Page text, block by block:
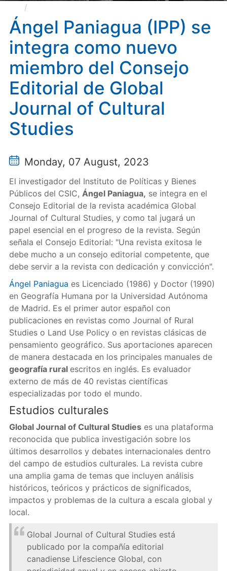
miembro del Consejo Editorial de Global Journal of
Cultural Studies
Ángel Paniagua (IPP) se
integra como nuevo
miembro del Consejo
Editorial de Global
Journal of Cultural
Studies
Monday, 07 August, 2023
El investigador del Instituto de Políticas y Bienes
Públicos del CSIC, Ángel Paniagua, se integra en el
Consejo Editorial de la revista académica Global
Journal of Cultural Studies, y como tal jugará un
papel esencial en el progreso de la revista. Según
señala el Consejo Editorial: "Una revista exitosa le
debe mucho a un consejo editorial competente, que
debe servir a la revista con dedicación y convicción".
Ángel Paniagua es Licenciado (1986) y Doctor (1990)
en Geografía Humana por la Universidad Autónoma
de Madrid. Es el primer autor español con
publicaciones en revistas como Journal of Rural
Studies o Land Use Policy o en revistas clásicas de
pensamiento geográfico. Sus aportaciones aparecen
de manera destacada en los principales manuales de
geografía rural escritos en inglés. Es evaluador
externo de más de 40 revistas científicas
especializadas por todo el mundo.
Estudios culturales
Global Journal of Cultural Studieses una plataforma
reconocida que publica investigación sobre los
últimos desarrollos y debates internacionales dentro
del campo de estudios culturales. La revista cubre
una amplia gama de temas que incluyen análisis
históricos, teóricos y prácticos de significados,
impactos y problemas de la cultura a escala global y
local.
Global Journal of Cultural Studies está
publicado por la compañía editorial
canadiense Lifescience Global, con